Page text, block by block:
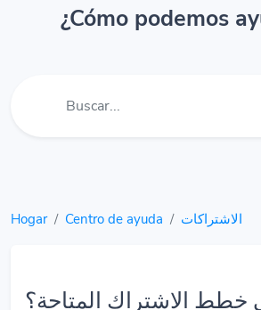
¿Cómo podemos
Hogar Centro de ayuda الاشتراكات
خطط الاشتراك المتاحة؟